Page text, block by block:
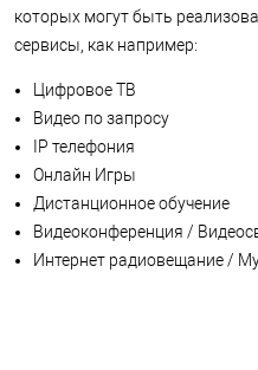
которых могут быть
сервисы, как например:
Цифровое ТВ
Видео по запросу
IP телефония
Онлайн Игры
Дистанционное обучение
Видеоконференция /
Интернет радиовещание /